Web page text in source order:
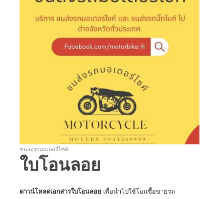
ขนส่งรถมอเตอร์ไซค์
ใบโอนลอย
ดาวน์โหลดเอกสารใบโอนลอย เพื่อนำไปใช้โอนซื้อขายรถ